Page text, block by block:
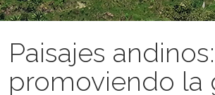
Paisajes andinos:
promoviendo la